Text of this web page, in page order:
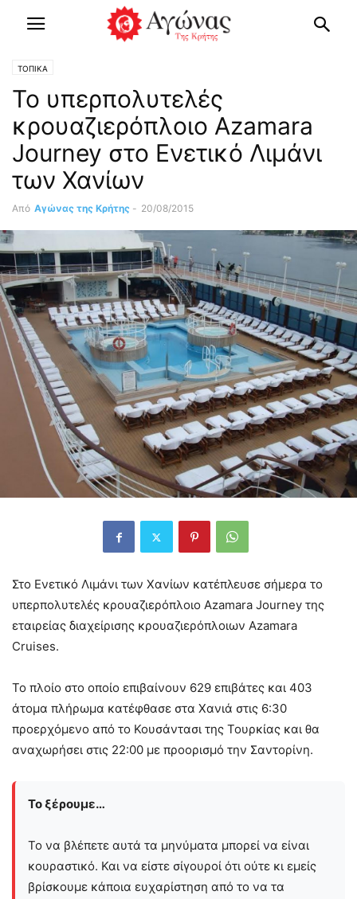
ΤΟΠΙΚΑ
Το υπερπολυτελές
κρουαζιερόπλοιο Azamara
Journey στο Ενετικό Λιμάνι
των Χανίων
Από Αγώνας της Κρήτης - 20/08/2015
Στο Ενετικό Λιμάνι των Χανίων κατέπλευσε σήμερα το
υπερπολυτελές κρουαζιερόπλοιο Azamara Journey της
εταιρείας διαχείρισης κρουαζιερόπλοιων Azamara
Cruises.
Το πλοίο στο οποίο επιβαίνουν 629 επιβάτες και 403
άτομα πλήρωμα κατέφθασε στα Χανιά στις 6:30
προερχόμενο από το Κουσάντασι της Τουρκίας και θα
αναχωρήσει στις 22:00 με προορισμό την Σαντορίνη.
Το ξέρουμε…
Το να βλέπετε αυτά τα μηνύματα μπορεί να είναι
κουραστικό. Και να είστε σίγουροί ότι ούτε κι εμείς
βρίσκουμε κάποια ευχαρίστηση από το να τα